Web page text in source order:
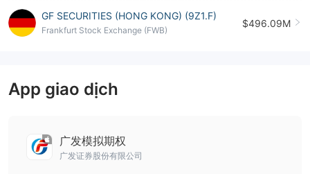
GF SECURITIES (HONG KONG) (9Z1.F)
Frankfurt Stock Exchange (FWB)
$496.09M
App giao dịch
广发模拟期权
广发证券股份有限公司